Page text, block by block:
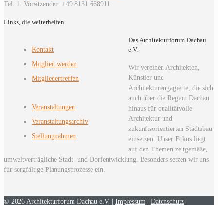
Tel. 1. Vorsitzender: +49 8131 668911
Links, die weiterhelfen
Kontakt
Mitglied werden
Mitgliedertreffen
Veranstaltungen
Veranstaltungsarchiv
Stellungnahmen
Das Architekturforum Dachau
e.V.
Wir vereinen Architekten,
Künstler und
Architekturengagierte, die sich
auch über die Region Dachau
hinaus für qualitätvolle
Architektur und
zukunftsorientierten Städtebau
einsetzen. Unser Fokus liegt
auf den Themen zeitgemäße,
umweltverträgliche Stadt- und Dorfentwicklung. Besonders setzen wir uns
für sorgfältige Planungsprozesse ein.
© 2026 Architekturforum Dachau e.V. | Impressum Datenschutz